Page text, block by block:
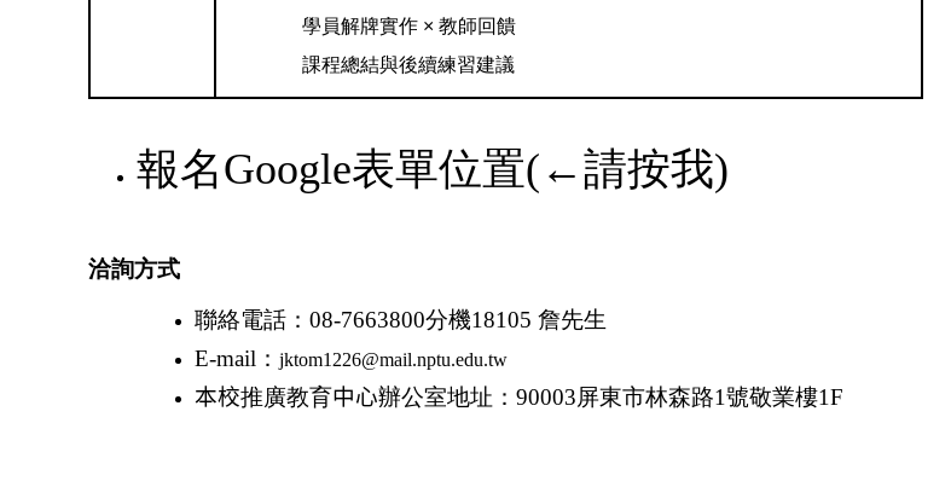
學員解牌實作 × 教師回饋
課程總結與後續練習建議
報名Google表單位置(←請按我)
洽詢方式
聯絡電話： 08-7663800分機18105 詹先生
E-mail ： jktom1226@mail.nptu.edu.tw
本校推廣教育中心辦公室地址： 90003屏東市林森路1號敬業樓1F